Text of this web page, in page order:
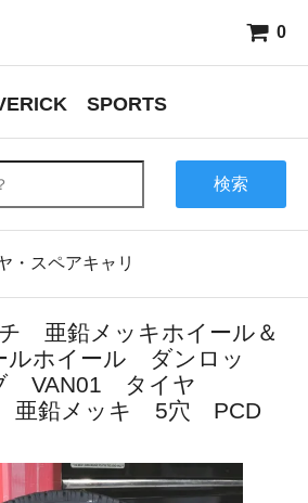
0
SPORTS
検索
・スペアキャリ
亜鉛メッキホイール＆
ホイール ダンロッ
VAN01 タイヤ
亜鉛メッキ 5穴 PCD